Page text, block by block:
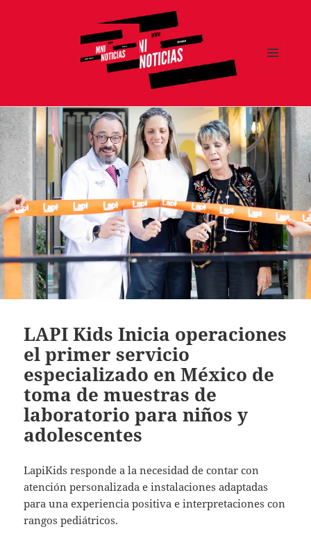
LAPI Kids Inicia operaciones
el primer servicio
especializado en México de
toma de muestras de
laboratorio para niños y
adolescentes
LapiKids responde a la necesidad de contar con
atención personalizada e instalaciones adaptadas
para una experiencia positiva e interpretaciones con
rangos pediátricos.